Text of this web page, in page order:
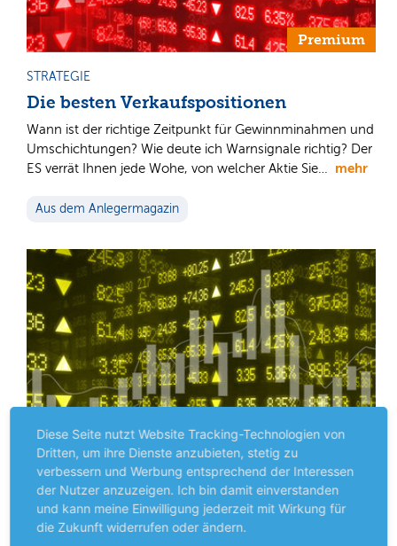
Premium
STRATEGIE
Die besten Verkaufspositionen
Wann ist der richtige Zeitpunkt für Gewinnminahmen und
Umschichtungen? Wie deute ich Warnsignale richtig? Der
ES verrät Ihnen jede Wohe, von welcher Aktie Sie… mehr
Aus dem Anlegermagazin
Diese Seite nutzt Website Tracking-Technologien von
Dritten, um ihre Dienste anzubieten, stetig zu
verbessern und Werbung entsprechend der Interessen
der Nutzer anzuzeigen. Ich bin damit einverstanden
und kann meine Einwilligung jederzeit mit Wirkung für
die Zukunft widerrufen oder ändern.